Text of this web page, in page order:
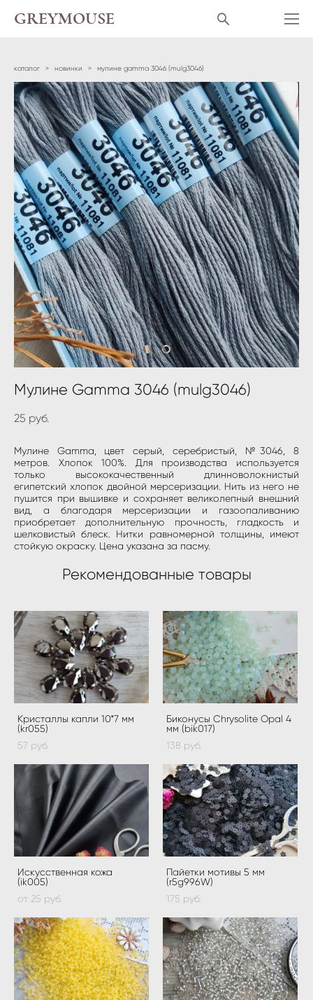
GREYMOUSE
каталог > новинки > мулине gamma 3046 (mulg3046)
Мулине Gamma 3046 (mulg3046)
25 pуб.
Мулине Gamma, цвет серый, серебристый, №3046, 8
метров. Хлопок 100%. Для производства используется
только высококачественный длинноволокнистый
египетский хлопок двойной мерсеризации. Нить из него не
пушится при вышивке и сохраняет великолепный внешний
вид, а благодаря мерсеризации и газоопаливанию
приобретает дополнительную прочность, гладкость и
шелковистый блеск. Нитки равномерной толщины, имеют
стойкую окраску. Цена указана за пасму.
Рекомендованные товары
Кристаллы капли 10*7 мм
(kr055)
57 pуб.
Биконусы Chrysolite Opal 4
мм (bik017)
138 pуб.
Искусственная кожа
(ik005)
от 25 pуб.
Пайетки мотивы 5 мм
(r5g996W)
175 pуб.